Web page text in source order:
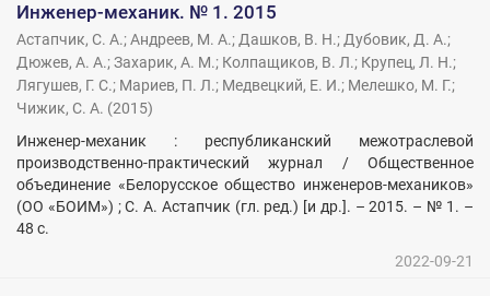
Инженер-механик. № 1. 2015
Астапчик, С. А.;Андреев, М. А.; Дашков, В. Н.; Дубовик, Д. А.;
Дюжев, А. А.;Захарик, А. М.; Колпащиков, В. Л.; Крупец, Л. Н.;
Лягушев, Г. С.; Мариев, П. Л.; Медвецкий, Е. И.; Мелешко, М. Г.;
Чижик, С. А. (2015)
Инженер-механик : республиканский межотраслевой
производственно-практический журнал / Общественное
объединение «Белорусское общество инженеров-механиков»
(ОО «БОИМ») ; С. А. Астапчик (гл. ред.) [и др.]. – 2015. – № 1. –
48 с.
2022-09-21